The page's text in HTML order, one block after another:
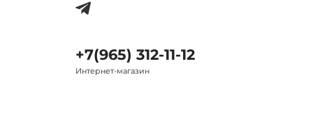
+7(965) 312-11-12
Интернет-магазин